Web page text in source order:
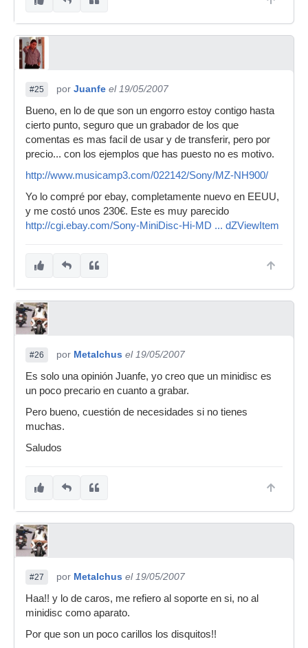
#25 por Juanfe el 19/05/2007
Bueno, en lo de que son un engorro estoy contigo hasta
cierto punto, seguro que un grabador de los que
comentas es mas facil de usar y de transferir, pero por
precio... con los ejemplos que has puesto no es motivo.
http://www.musicamp3.com/022142/Sony/MZ-NH900/
Yo lo compré por ebay, completamente nuevo en EEUU,
y me costó unos 230€. Este es muy parecido
http://cgi.ebay.com/Sony-MiniDisc-Hi-MD ... dZViewItem
#26 por Metalchus el 19/05/2007
Es solo una opinión Juanfe, yo creo que un minidisc es
un poco precario en cuanto a grabar.
Pero bueno, cuestión de necesidades si no tienes
muchas.
Saludos
#27 por Metalchus el 19/05/2007
Haa!! y lo de caros, me refiero al soporte en si, no al
minidisc como aparato.
Por que son un poco carillos los disquitos!!